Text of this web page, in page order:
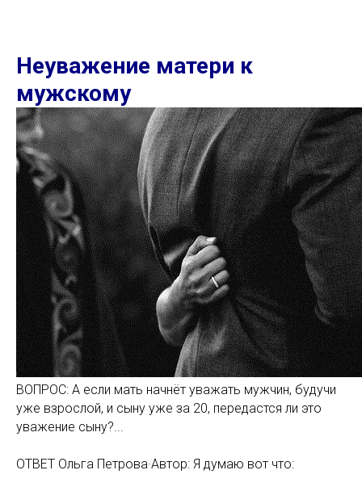
Неуважение матери к
мужскому
ВОПРОС: А если мать начнёт уважать мужчин, будучи
уже взрослой, и сыну уже за 20, передастся ли это
уважение сыну?...
ОТВЕТ Ольга Петрова·Автор: Я думаю вот что: